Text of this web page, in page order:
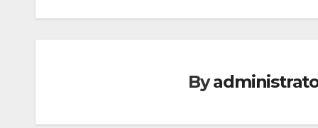
By